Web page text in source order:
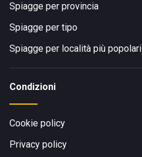
Spiagge per provincia
Spiagge per tipo
Spiagge per località più popolari
Condizioni
Cookie policy
Privacy policy